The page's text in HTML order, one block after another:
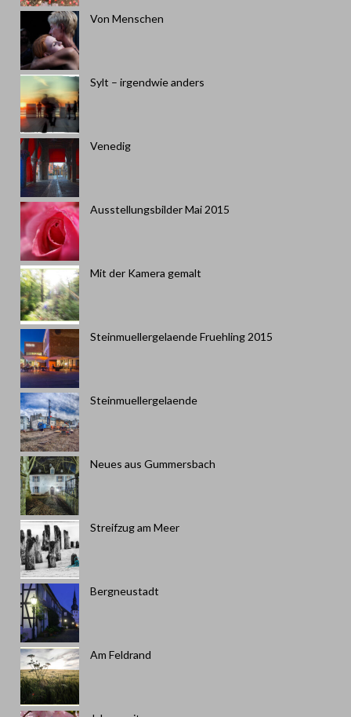
Von Menschen
Sylt – irgendwie anders
Venedig
Ausstellungsbilder Mai 2015
Mit der Kamera gemalt
Steinmuellergelaende Fruehling 2015
Steinmuellergelaende
Neues aus Gummersbach
Streifzug am Meer
Bergneustadt
Am Feldrand